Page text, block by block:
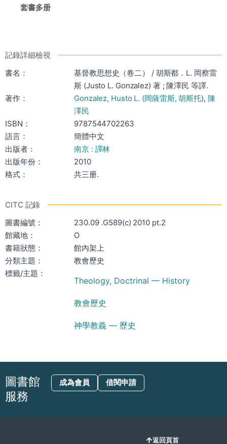
套書多册
記錄詳細檢視
書名：
基督教思想史（卷二） / 胡斯都．L. 岡察雷
斯 (Justo L. Gonzalez) 著 ; 陳澤民 等譯.
著作：
Gonzalez, Husto L. (岡薩雷斯, 胡斯托), 陳
澤民
ISBN：
9787544702263
語言：
簡體中文
出版者：
南京 : 譯林
出版年份：
2010
格式：
共三册.
CITC 記錄
圖書編號：
230.09 .G589(c) 2010 pt.2
館藏地：
O
書籍狀態：
館內架上
分類主題：
教會歷史
標籤/主題：
Theology, Doctrinal — History
教會歷史
神學教義 — 歷史
圖書館
服務
成為會員 借閱申請
返回頁首